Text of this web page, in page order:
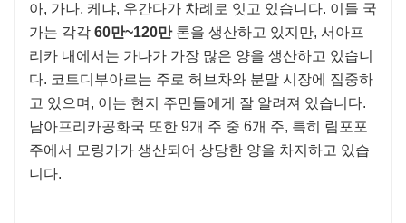
아, 가나, 케냐, 우간다가 차례로 잇고 있습니다. 이들 국
가는 각각 60만~120만톤을 생산하고 있지만, 서아프
리카 내에서는 가나가 가장 많은 양을 생산하고 있습니
다. 코트디부아르는 주로 허브차와 분말 시장에 집중하
고 있으며, 이는 현지 주민들에게 잘 알려져 있습니다.
남아프리카공화국 또한 9개 주 중 6개 주, 특히 림포포
주에서 모링가가 생산되어 상당한 양을 차지하고 있습
니다.